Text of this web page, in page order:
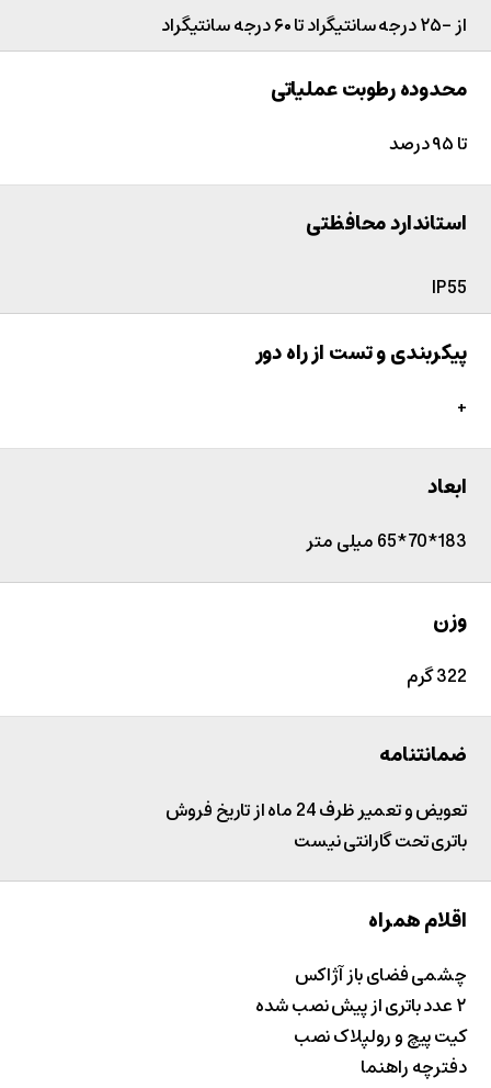
از -۲۵ درجه سانتیگراد تا ۶۰ درجه سانتیگراد
محدوده رطوبت عملیاتی
تا ۹۵ درصد
استاندارد محافظتی
IP55
پیکربندی و تست از راه دور
+
ابعاد
183*70*65 میلی متر
وزن
322 گرم
ضمانتنامه
تعویض و تعمیر ظرف 24 ماه از تاریخ فروش
باتری تحت گارانتی نیست
اقلام همراه
چشمی فضای باز آژاکس
۲ عدد باتری از پیش نصب شده
کیت پیچ و رولپلاک نصب
دفترچه راهنما